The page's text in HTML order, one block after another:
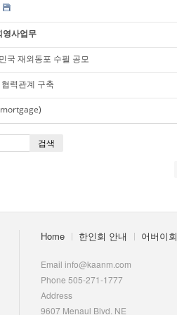
영사업무
국 재외동포 수필 공모
력관계 구축
검색
Home 한인회 안내 어버이회
Email info@kaanm.com
Phone 505-271-1777
Address
9607 Menaul Blvd. NE